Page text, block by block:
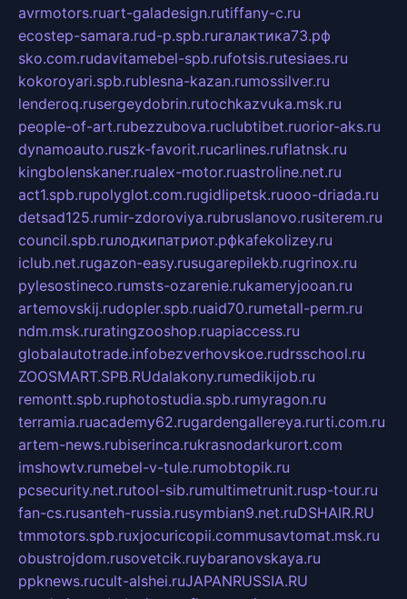
avrmotors.ruart-galadesign.rutiffany-c.ru
ecostep-samara.rud-p.spb.ruгалактика73.рф
sko.com.rudavitamebel-spb.rufotsis.rutesiaes.ru
kokoroyari.spb.rublesna-kazan.rumossilver.ru
lenderoq.rusergeydobrin.rutochkazvuka.msk.ru
people-of-art.rubezzubova.ruclubtibet.ruorior-aks.ru
dynamoauto.ruszk-favorit.rucarlines.ruflatnsk.ru
kingbolenskaner.rualex-motor.ruastroline.net.ru
act1.spb.rupolyglot.com.rugidlipetsk.ruooo-driada.ru
detsad125.rumir-zdoroviya.rubruslanovo.rusiterem.ru
council.spb.ruлодкипатриот.рфkafekolizey.ru
iclub.net.rugazon-easy.rusugarepilekb.rugrinox.ru
pylesostineco.rumsts-ozarenie.rukameryjooan.ru
artemovskij.rudopler.spb.ruaid70.rumetall-perm.ru
ndm.msk.ruratingzooshop.ruapiaccess.ru
globalautotrade.infobezverhovskoe.rudrsschool.ru
ZOOSMART.SPB.RUdalakony.rumedikijob.ru
remontt.spb.ruphotostudia.spb.rumyragon.ru
terramia.ruacademy62.rugardengallereya.rurti.com.ru
artem-news.rubiserinca.rukrasnodarkurort.com
imshowtv.rumebel-v-tule.rumobtopik.ru
pcsecurity.net.rutool-sib.rumultimetrunit.rusp-tour.ru
fan-cs.rusanteh-russia.rusymbian9.net.ruDSHAIR.RU
tmmotors.spb.ruxjocuricopii.commusavtomat.msk.ru
obustrojdom.rusovetcik.ruybaranovskaya.ru
ppknews.rucult-alshei.ruJAPANRUSSIA.RU